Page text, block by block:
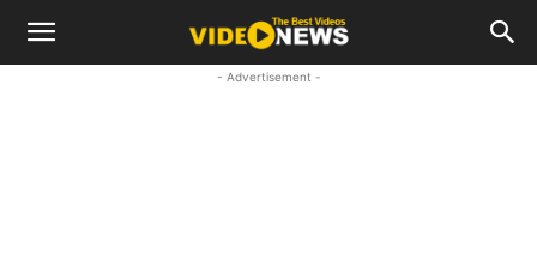
- Advertisement -